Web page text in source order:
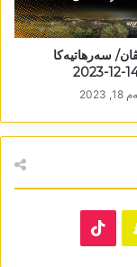
سەرھاتیەکا
Snapchat